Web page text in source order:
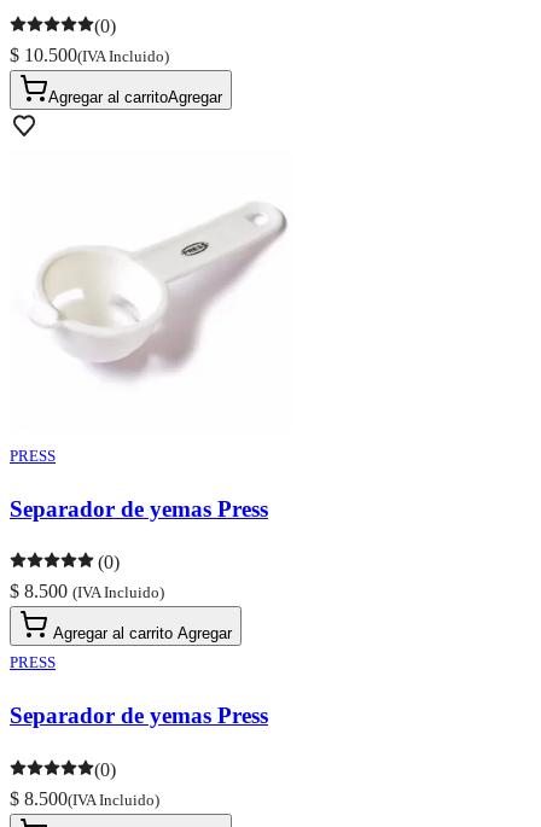
(0)
$ 10.500(IVA Incluido)
Agregar al carritoAgregar
PRESS
Separador de yemas Press
(0)
$ 8.500 (IVA Incluido)
Agregar al carrito Agregar
PRESS
Separador de yemas Press
(0)
$ 8.500(IVA Incluido)